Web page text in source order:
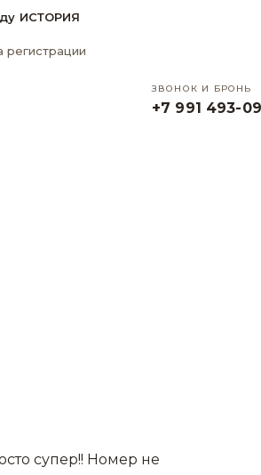
ИСТОРИЯ
регистрации
ЗВОНОК И БРОНЬ
+7 991 493-
супер!! Номер не